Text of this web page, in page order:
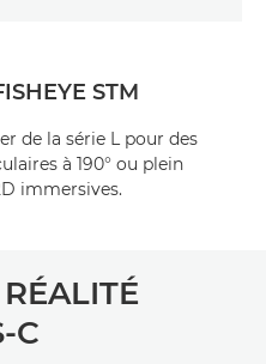
STM
de la série L pour des
à 190° ou plein
immersives.
C